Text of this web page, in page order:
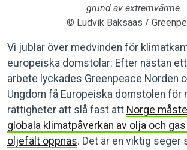
grund av extremvärme.
© Ludvik Baksaas /
Vi jublar över medvinden för
europeiska domstolar: Efter nästan
arbete lyckades Greenpeace Norden
Ungdom få Europeiska domstolen för
rättigheter att slå fast att Norge
globala klimatpåverkan av olja och gas
oljefält öppnas. Det är en viktig seger